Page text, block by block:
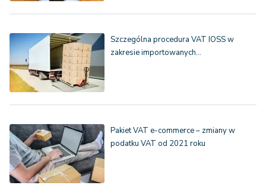
Szczególna procedura VAT IOSS w
zakresie importowanych…
Pakiet VAT e-commerce – zmiany w
podatku VAT od 2021 roku